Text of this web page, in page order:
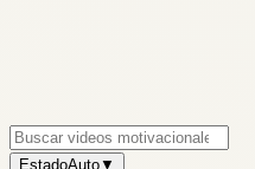
EstadoAuto▼